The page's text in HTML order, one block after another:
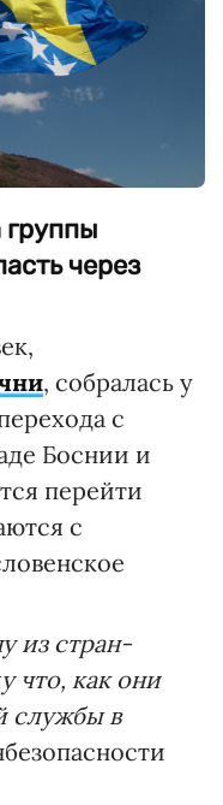
через
, собралась у
с
Боснии и
перейти
с
из стран-
что, как они
службы в